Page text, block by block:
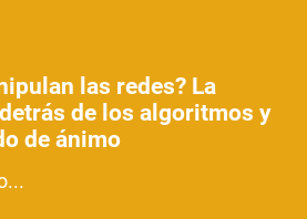
las redes? La
de los algoritmos y
de ánimo